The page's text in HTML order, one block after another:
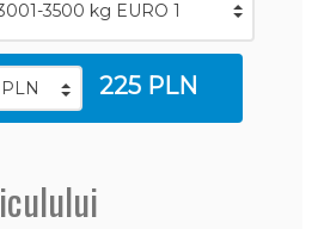
225 PLN